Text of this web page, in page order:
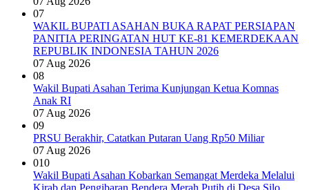
07
WAKIL BUPATI ASAHAN BUKA RAPAT PERSIAPAN
PANITIA PERINGATAN HUT KE-81 KEMERDEKAAN
REPUBLIK INDONESIA TAHUN 2026
07 Aug 2026
08
Wakil Bupati Asahan Terima Kunjungan Ketua Komnas
Anak RI
07 Aug 2026
09
PRSU Berakhir, Catatkan Putaran Uang Rp50 Miliar
07 Aug 2026
010
Wakil Bupati Asahan Kobarkan Semangat Merdeka Melalui